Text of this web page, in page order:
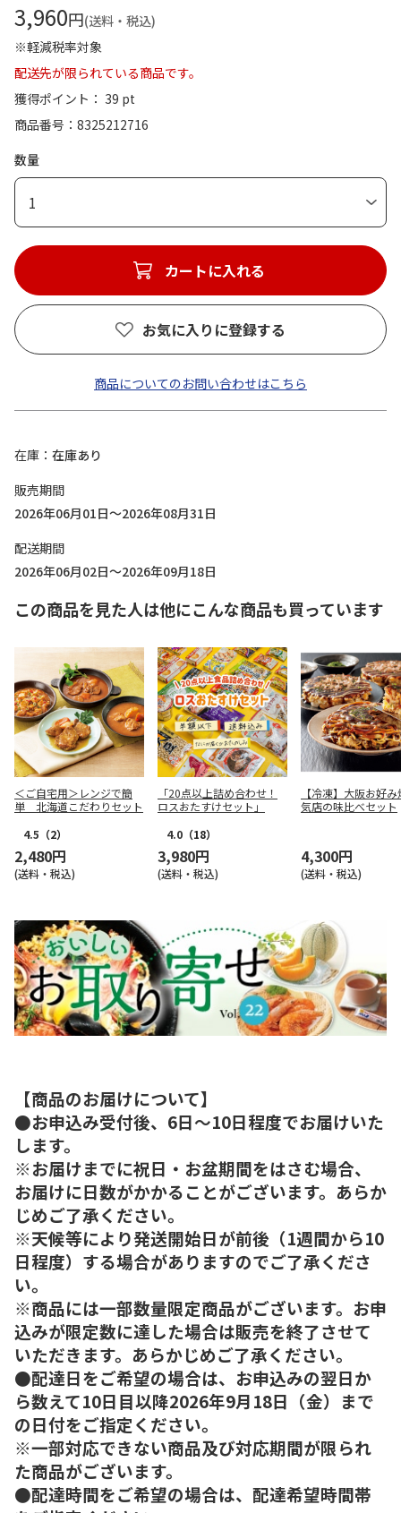
3,960円(送料・税込)
※軽減税率対象
配送先が限られている商品です。
獲得ポイント： 39 pt
商品番号
8325212716
数量
1
カートに入れる
お気に入りに登録する
商品についてのお問い合わせはこちら
在庫
在庫あり
販売期間
2026年06月01日～2026年08月31日
配送期間
2026年06月02日～2026年09月18日
この商品を見た人は他にこんな商品も買っています
＜ご自宅用＞レンジで簡
単 北海道こだわりセット
4.5 （2）
2,480円
(送料・税込)
「20点以上詰め合わせ！
ロスおたすけセット」
4.0 （18）
3,980円
(送料・税込)
【冷凍】大阪お好
気店の味比べセット
4,300円
(送料・税込)
【商品のお届けについて】
●お申込み受付後、6日～10日程度でお届けいた
します。
※お届けまでに祝日・お盆期間をはさむ場合、
お届けに日数がかかることがございます。あらか
じめご了承ください。
※天候等により発送開始日が前後（1週間から10
日程度）する場合がありますのでご了承くださ
い。
※商品には一部数量限定商品がございます。お申
込みが限定数に達した場合は販売を終了させて
いただきます。あらかじめご了承ください。
●配達日をご希望の場合は、お申込みの翌日か
ら数えて10日目以降2026年9月18日（金）まで
の日付をご指定ください。
※一部対応できない商品及び対応期間が限られ
た商品がございます。
●配達時間をご希望の場合は、配達希望時間帯